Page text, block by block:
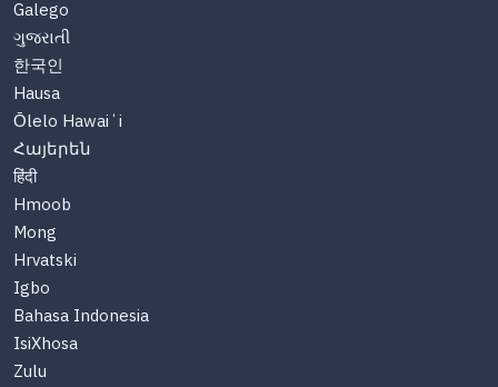
Galego
ગુજરાતી
한국인
Hausa
Ōlelo Hawaiʻi
Հայերեն
हिंदी
Hmoob
Mong
Hrvatski
Igbo
Bahasa Indonesia
IsiXhosa
Zulu